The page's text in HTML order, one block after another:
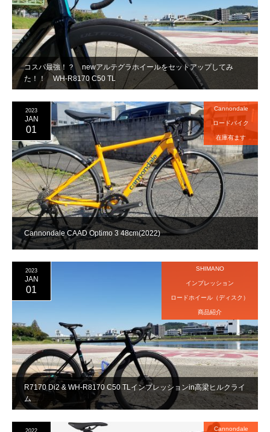
コスパ最強！？ newアルテグラホイールをセットアップしてみ
た！！ WH-R8170 C50 TL
Cannondale CAAD Optimo 3 48cm(2022)
2023
JAN
01
Cannondale
ロードバイク
在庫有ます
R7170 Di2 & WH-R8170 C50 TLインプレッションin高梁ヒルクライ
ム
2023
JAN
01
SHIMANO
インプレッション
ロードホイール（ディスク）
商品紹介
2022 Cannondale